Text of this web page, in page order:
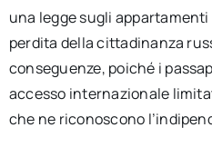
una legge sugli
perdita della cittadinanza
conseguenze, poiché i
accesso internazionale
che ne riconoscono